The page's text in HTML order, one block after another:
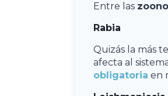
Entre las
Rabia
Quizás la más
afecta al
obligatoria en